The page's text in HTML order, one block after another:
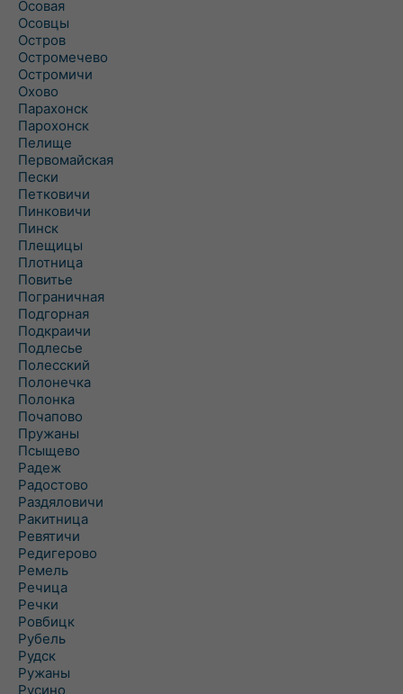
Осовая
Осовцы
Остров
Остромечево
Остромичи
Охово
Парахонск
Парохонск
Пелище
Первомайская
Пески
Петковичи
Пинковичи
Пинск
Плещицы
Плотница
Повитье
Пограничная
Подгорная
Подкраичи
Подлесье
Полесский
Полонечка
Полонка
Почапово
Пружаны
Псыщево
Радеж
Радостово
Раздяловичи
Ракитница
Ревятичи
Редигерово
Ремель
Речица
Речки
Ровбицк
Рубель
Рудск
Ружаны
Русино